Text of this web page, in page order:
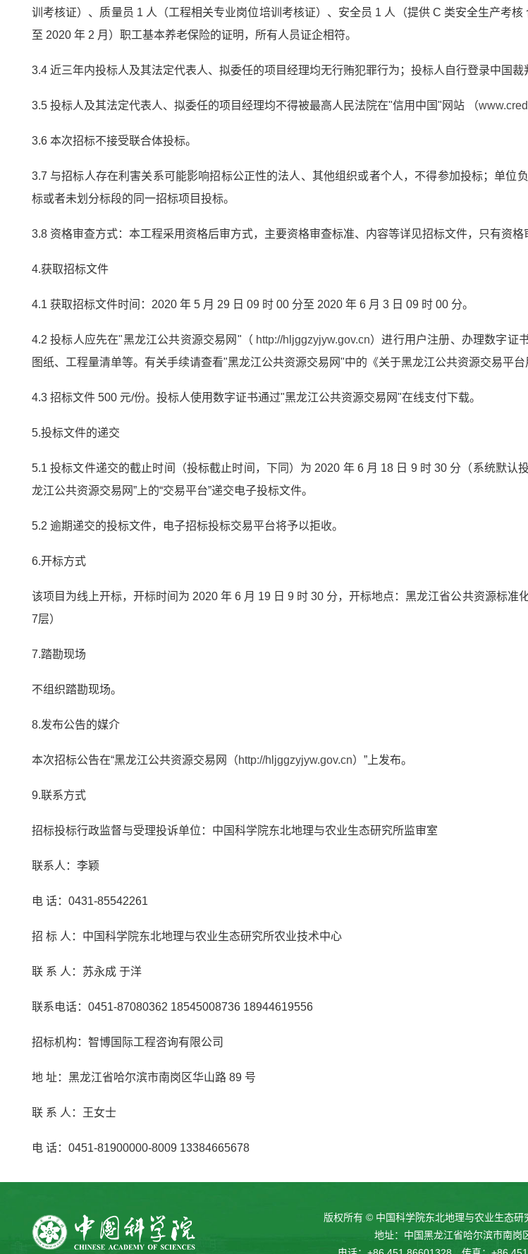
训考核证）、质量员 1 人（工程相关专业岗位培训考核证）、安全员 1 人（提供 C 类安全生产考
至 2020 年 2 月）职工基本养老保险的证明，所有人员证企相符。
3.4 近三年内投标人及其法定代表人、拟委任的项目经理均无行贿犯罪行为；投标人自行登录中国裁
3.5 投标人及其法定代表人、拟委任的项目经理均不得被最高人民法院在"信用中国"网站 （
3.6 本次招标不接受联合体投标。
3.7 与招标人存在利害关系可能影响招标公正性的法人、其他组织或者个人，不得参加投标；单
标或者未划分标段的同一招标项目投标。
3.8 资格审查方式：本工程采用资格后审方式，主要资格审查标准、内容等详见招标文件，只有资格
4.获取招标文件
4.1 获取招标文件时间：2020 年 5 月 29 日 09 时 00 分至 2020 年 6 月 3 日 09 时 00 分。
4.2 投标人应先在"黑龙江公共资源交易网"（ http://hljggzyjyw.gov.cn）进行用户注册、办理数字证
图纸、工程量清单等。有关手续请查看"黑龙江公共资源交易网"中的《关于黑龙江公共资源交易平台
4.3 招标文件 500 元/份。投标人使用数字证书通过"黑龙江公共资源交易网"在线支付下载。
5.投标文件的递交
5.1 投标文件递交的截止时间（投标截止时间，下同）为 2020 年 6 月 18 日 9 时 30 分（系统默
龙江公共资源交易网”上的“交易平台”递交电子投标文件。
5.2 逾期递交的投标文件，电子招标投标交易平台将予以拒收。
6.开标方式
该项目为线上开标，开标时间为 2020 年 6 月 19 日 9 时 30 分，开标地点：黑龙江省公共资源标
7层）
7.踏勘现场
不组织踏勘现场。
8.发布公告的媒介
本次招标公告在“黑龙江公共资源交易网（http://hljggzyjyw.gov.cn）”上发布。
9.联系方式
招标投标行政监督与受理投诉单位：中国科学院东北地理与农业生态研究所监审室
联系人：李颖
电 话：0431-85542261
招 标 人：中国科学院东北地理与农业生态研究所农业技术中心
联 系 人：苏永成 于洋
联系电话：0451-87080362 18545008736 18944619556
招标机构：智博国际工程咨询有限公司
地 址：黑龙江省哈尔滨市南岗区华山路 89 号
联 系 人：王女士
电 话：0451-81900000-8009 13384665678
版权所有 © 中国科学院东北地理与农业生态
地址：中国黑龙江省哈尔滨市南